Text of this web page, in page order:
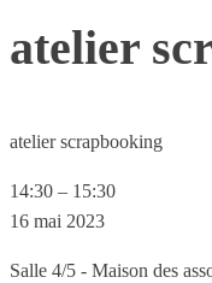
atelier
atelier scrapbooking
14:30 – 15:30
16 mai 2023
Salle 4/5 - Maison des